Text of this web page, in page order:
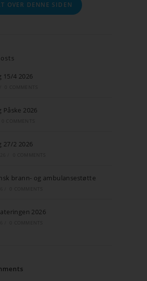
OVER DENNE SIDEN
15/4 2026
2026
27/2 2026
brann- og ambulansestøtte
2026